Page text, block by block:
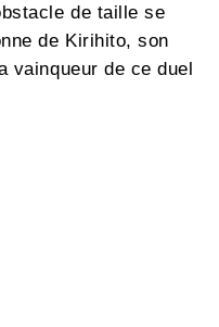
de taille se
de Kirihito, son
vainqueur de ce duel